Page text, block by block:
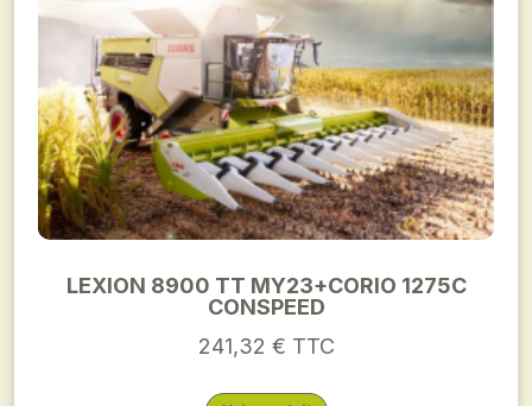
LEXION 8900 TT MY23+CORIO 1275C
CONSPEED
241,32 € TTC